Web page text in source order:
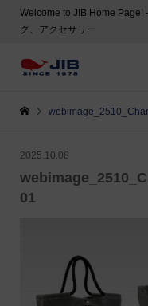
Welcome to JIB Home Page!
グ、アクセサリー
2025.10.08
01